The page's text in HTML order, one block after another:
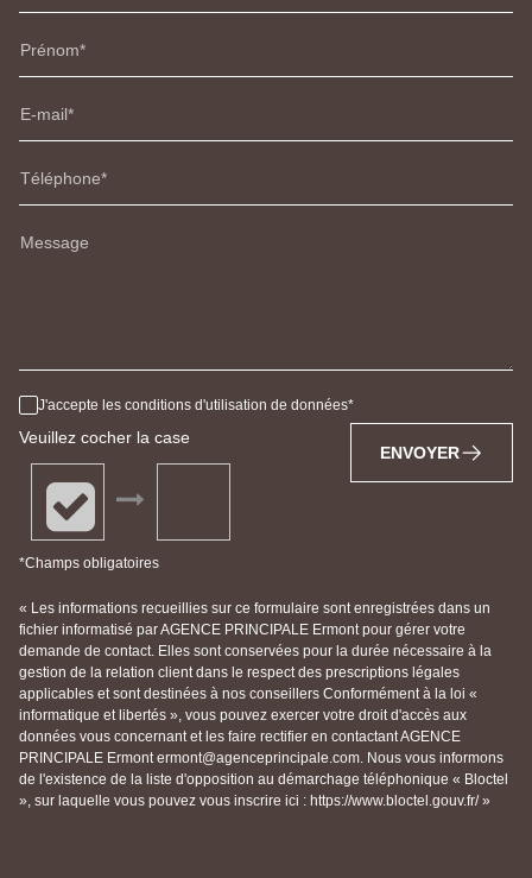
Prénom
E-mail
Téléphone
Message
J'accepte les conditions d'utilisation de données
Veuillez cocher la case
*Champs obligatoires
ENVOYER
« Les informations recueillies sur ce formulaire sont enregistrées dans un
fichier informatisé par AGENCE PRINCIPALE Ermont pour gérer votre
demande de contact. Elles sont conservées pour la durée nécessaire à la
gestion de la relation client dans le respect des prescriptions légales
applicables et sont destinées à nos conseillers Conformément à la loi «
informatique et libertés », vous pouvez exercer votre droit d'accès aux
données vous concernant et les faire rectifier en contactant AGENCE
PRINCIPALE Ermont ermont@agenceprincipale.com. Nous vous informons
de l'existence de la liste d'opposition au démarchage téléphonique « Bloctel
», sur laquelle vous pouvez vous inscrire ici : https://www.bloctel.gouv.fr/ »